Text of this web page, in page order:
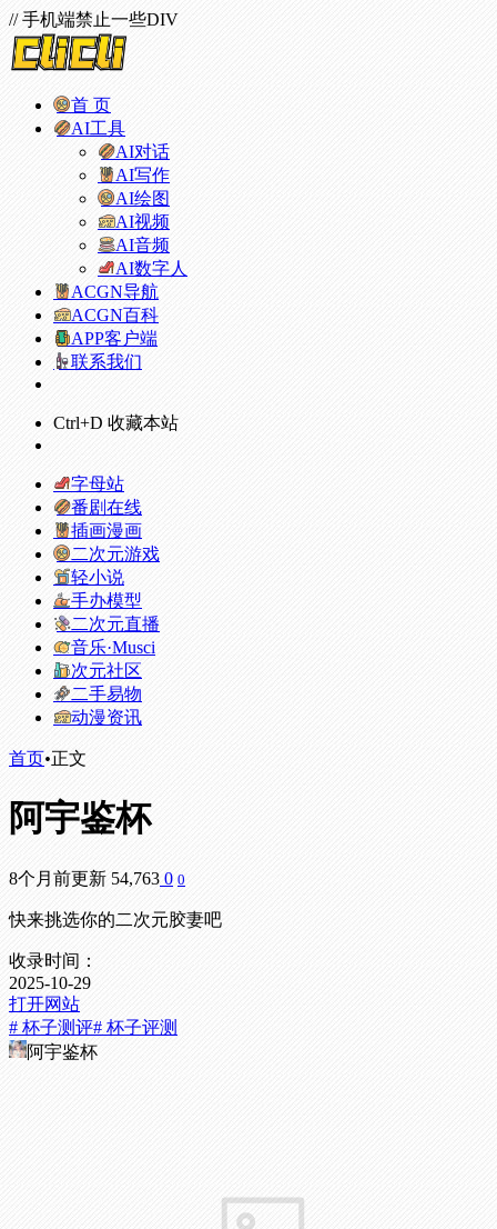
// 手机端禁止一些DIV
首 页
AI工具
AI对话
AI写作
AI绘图
AI视频
AI音频
AI数字人
ACGN导航
ACGN百科
APP客户端
联系我们
Ctrl+D 收藏本站
字母站
番剧在线
插画漫画
二次元游戏
轻小说
手办模型
二次元直播
音乐·Musci
次元社区
二手易物
动漫资讯
首页•正文
阿宇鉴杯
8个月前更新 54,763 0 0
快来挑选你的二次元胶妻吧
收录时间：
2025-10-29
打开网站
# 杯子测评# 杯子评测
阿宇鉴杯